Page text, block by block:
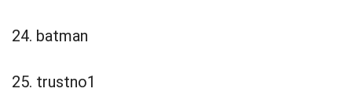
24. batman
25. trustno1